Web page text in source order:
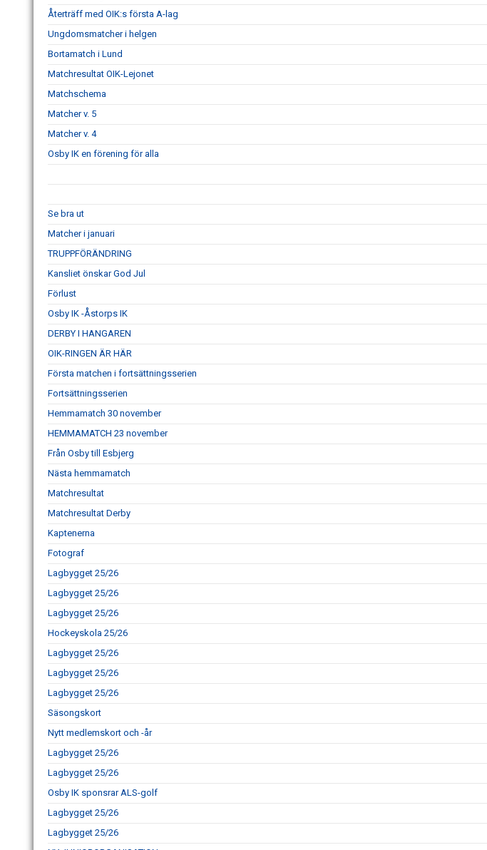
Återträff med OIK:s första A-lag
Ungdomsmatcher i helgen
Bortamatch i Lund
Matchresultat OIK-Lejonet
Matchschema
Matcher v. 5
Matcher v. 4
Osby IK en förening för alla
Se bra ut
Matcher i januari
TRUPPFÖRÄNDRING
Kansliet önskar God Jul
Förlust
Osby IK -Åstorps IK
DERBY I HANGAREN
OIK-RINGEN ÄR HÄR
Första matchen i fortsättningsserien
Fortsättningsserien
Hemmamatch 30 november
HEMMAMATCH 23 november
Från Osby till Esbjerg
Nästa hemmamatch
Matchresultat
Matchresultat Derby
Kaptenerna
Fotograf
Lagbygget 25/26
Lagbygget 25/26
Lagbygget 25/26
Hockeyskola 25/26
Lagbygget 25/26
Lagbygget 25/26
Lagbygget 25/26
Säsongskort
Nytt medlemskort och -år
Lagbygget 25/26
Lagbygget 25/26
Osby IK sponsrar ALS-golf
Lagbygget 25/26
Lagbygget 25/26